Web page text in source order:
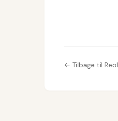
← Tilbage til Reol